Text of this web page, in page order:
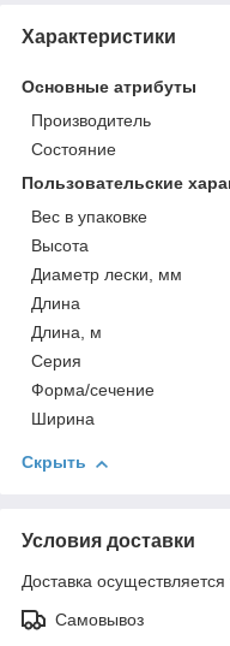
Характеристики
Основные атрибуты
Производитель
Состояние
Пользовательские
Вес в упаковке
Высота
Диаметр лески, мм
Длина
Длина, м
Серия
Форма/сечение
Ширина
Скрыть
Условия доставки
Доставка
Самовывоз